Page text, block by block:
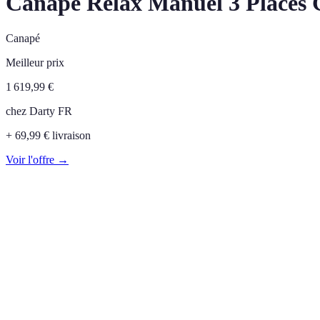
Canapé
Meilleur prix
1 619,99 €
chez Darty FR
+ 69,99 € livraison
Voir l'offre →